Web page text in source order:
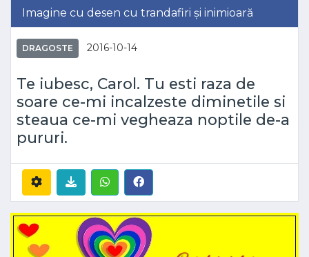
Imagine cu desen cu trandafiri și inimioară
DRAGOSTE 2016-10-14
Te iubesc, Carol. Tu esti raza de
soare ce-mi incalzeste diminetile si
steaua ce-mi vegheaza noptile de-a
pururi.